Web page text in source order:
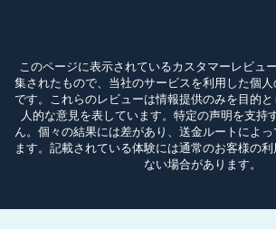
このページに表示されているカスタマーレビュ
集されたもので、当社のサービスを利用した個
です。これらのレビューは情報提供のみを目的
人的な意見を表しています。特定の声明を支持
ん。個々の結果には差があり、送金ルートによ
ます。記載されている体験には通常のお客様の
ない場合があります。